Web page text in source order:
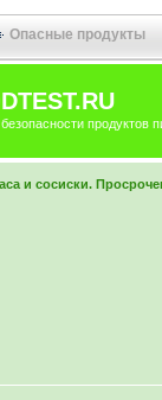
Опасные продукты
продуктов
и сосиски.